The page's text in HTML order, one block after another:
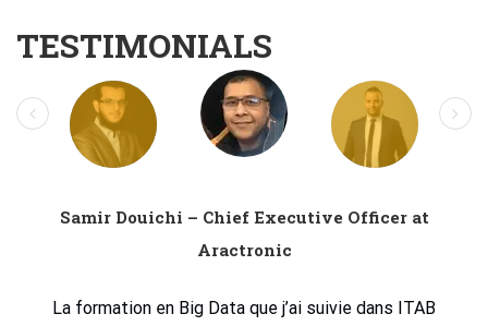
TESTIMONIALS
Samir Douichi – Chief Executive Officer at
Aractronic
La formation en Big Data que j’ai suivie dans ITAB